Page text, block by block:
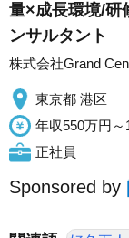
量×成長環境/研
ンサルタント
株式会社Grand
東京都 港区
年収550万円～
正社員
Sponsored by